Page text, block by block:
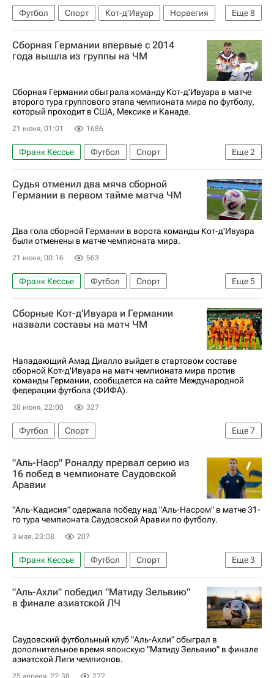
Еще8
Футбол Спорт Кот-д'Ивуар
Норвегия
Даллас
Международная федерация футбола (ФИФА)
Кристофер Айер
Давид Мёллер Вольф
Манчестер Сити
Ян (Регенсбург)
Сборная Германии впервые с 2014
года вышла из группы на ЧМ
Сборная Германии обыграла команду Кот-д'Ивуара в матче
второго тура группового этапа чемпионата мира по футболу,
который проходит в США, Мексике и Канаде.
21 июня, 01:01 1686
Еще2
Франк Кессье Футбол
Спорт
Дениз Ундав
ЧМ по футболу 2026
Судья отменил два мяча сборной
Германии в первом тайме матча ЧМ
Два гола сборной Германии в ворота команды Кот-д'Ивуара
были отменены в матче чемпионата мира.
21 июня, 00:16 563
Еще5
Франк Кессье Футбол
Спорт
Германия
Кот-д'Ивуар
Торонто
Кай Хаверц
Одилон Коссуну
Сборные Кот-д'Ивуара и Германии
назвали составы на матч ЧМ
Нападающий Амад Диалло выйдет в стартовом составе
сборной Кот-д'Ивуара на матч чемпионата мира против
команды Германии, сообщается на сайте Международной
федерации футбола (ФИФА).
20 июня, 22:00 327
Еще7
Футбол
Спорт
Международная федерация футбола (ФИФА)
ЧМ по футболу 2026
Амад Диалло
Эмерс Фаэ
Манчестер Юнайтед
"Аль-Наср" Роналду прервал серию из
16 побед в чемпионате Саудовской
Аравии
"Аль-Кадисия" одержала победу над "Аль-Насром" в матче 31-
го тура чемпионата Саудовской Аравии по футболу.
3 мая, 23:08 207
Еще3
Франк Кессье Футбол
Спорт
Криштиану Роналду
Жуан Феликс
Аль-Наср
"Аль-Ахли" победил "Матиду Зельвию"
в финале азиатской ЛЧ
Саудовский футбольный клуб "Аль-Ахли" обыграл в
дополнительное время японскую "Матиду Зельвию" в финале
азиатской Лиги чемпионов.
25 апреля, 22:38 272